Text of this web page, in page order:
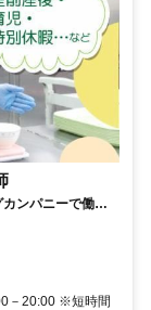
ンパニーで働き
－20:00 ※短時間